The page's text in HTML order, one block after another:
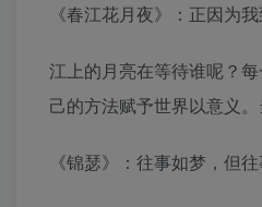
《春江花月夜》：正因为
江上的月亮在等待谁呢？
己的方法赋予世界以意义
《锦瑟》：往事如梦，但